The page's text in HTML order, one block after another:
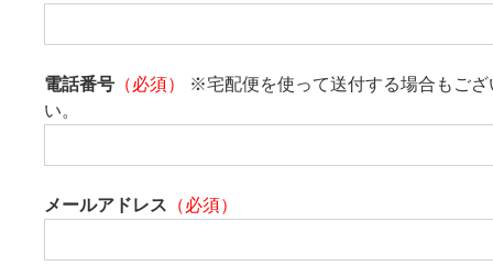
電話番号 （必須）
※宅配便を使って送付する場合もご
い。
メールアドレス （必須）